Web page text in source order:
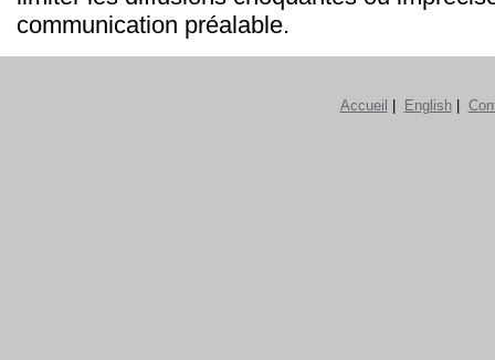
communication préalable.
Accueil English|